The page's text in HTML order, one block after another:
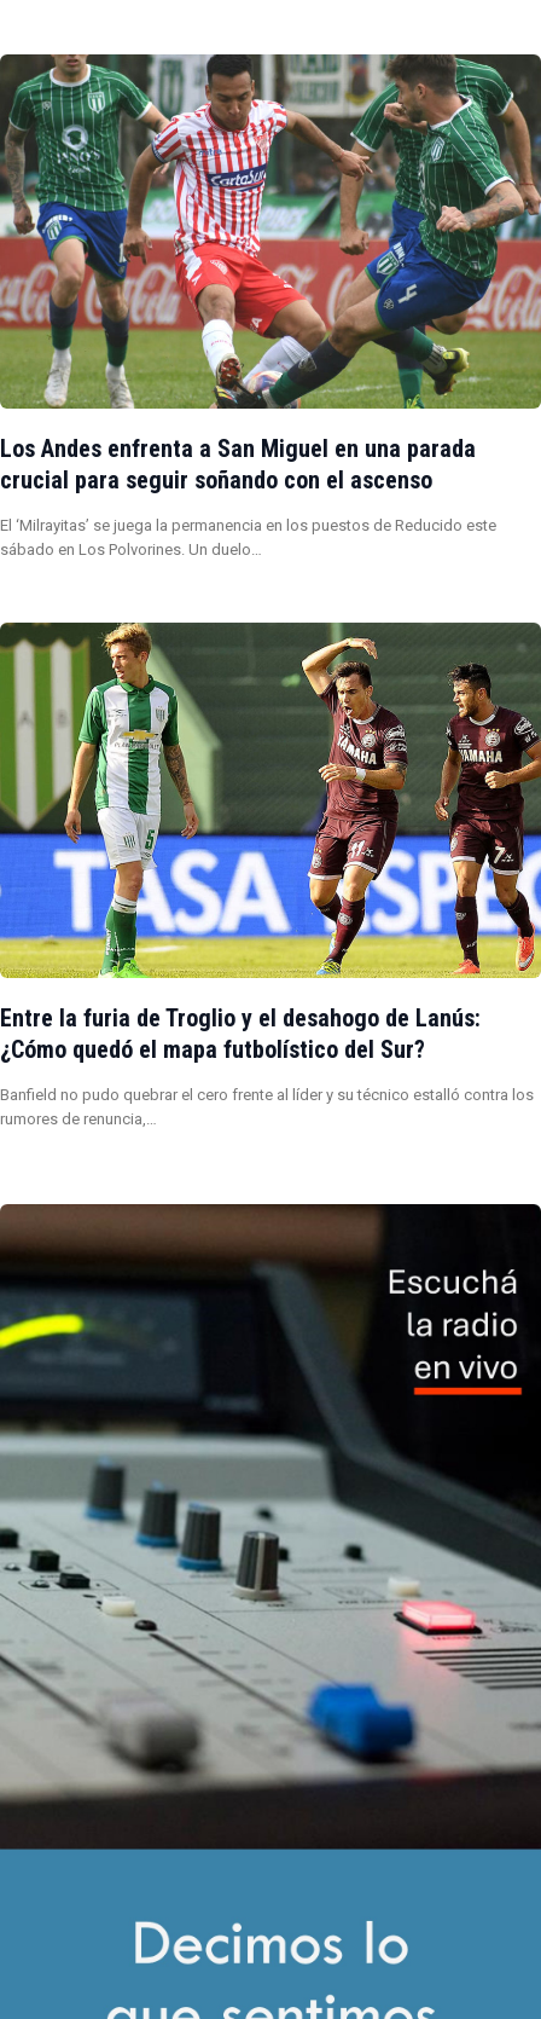
Los Andes enfrenta a San Miguel en una parada
crucial para seguir soñando con el ascenso
El ‘Milrayitas’ se juega la permanencia en los puestos de Reducido este
sábado en Los Polvorines. Un duelo…
Entre la furia de Troglio y el desahogo de Lanús:
¿Cómo quedó el mapa futbolístico del Sur?
Banfield no pudo quebrar el cero frente al líder y su técnico estalló contra los
rumores de renuncia,…